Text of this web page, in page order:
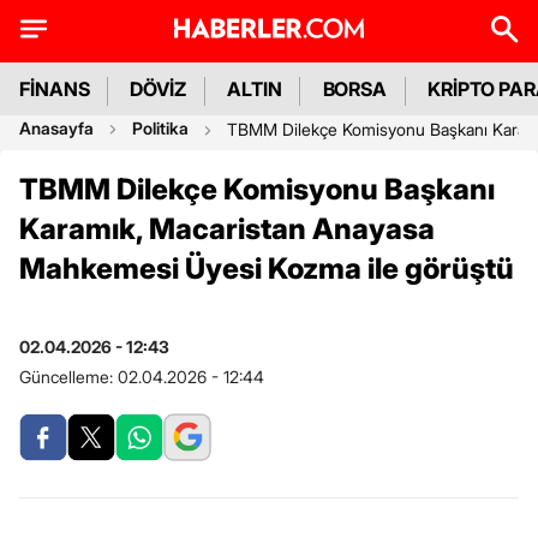
FİNANS DÖVİZ ALTIN BORSA KRİPTO
Anasayfa Politika TBMM Dilekçe Komisyonu Başkanı
TBMM Dilekçe Komisyonu Başkanı
Karamık, Macaristan Anayasa
Mahkemesi Üyesi Kozma ile görüştü
02.04.2026 - 12:43
Güncelleme: 02.04.2026 - 12:44